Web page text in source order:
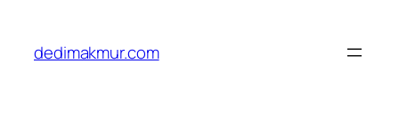
content
dedimakmur.com